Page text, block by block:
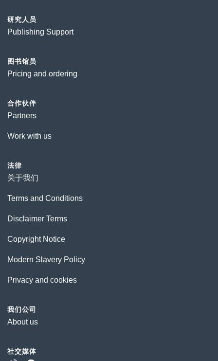
研究人员
Publishing Support
图书馆员
Pricing and ordering
合作伙伴
Partners
Work with us
法律
关于我们
Terms and Conditions
Disclaimer Terms
Copyright Notice
Modern Slavery Policy
Privacy and cookies
我们公司
About us
社交媒体